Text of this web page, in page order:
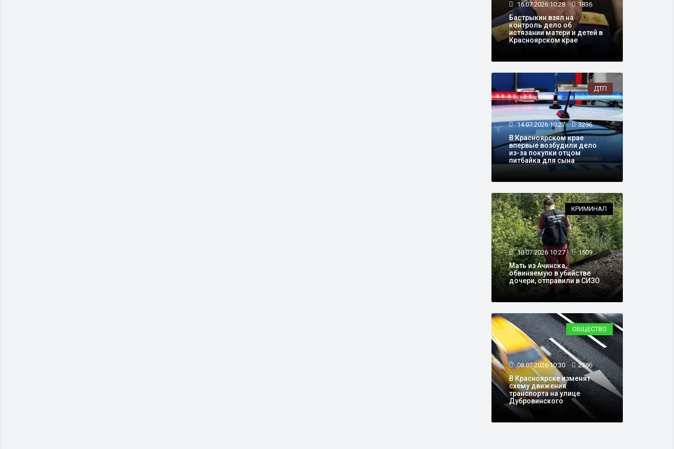
16.07.2026 10:28 1836
Бастрыкин взял на
контроль дело об
истязании матери и детей в
Красноярском крае
ДТП
14.07.2026 10:27 3296
В Красноярском крае
впервые возбудили дело
из-за покупки отцом
питбайка для сына
КРИМИНАЛ
10.07.2026 10:27 1509
Мать из Ачинска,
обвиняемую в убийстве
дочери, отправили в СИЗО
ОБЩЕСТВО
08.07.2026 10:30 2386
В Красноярске изменят
схему движения
транспорта на улице
Дубровинского